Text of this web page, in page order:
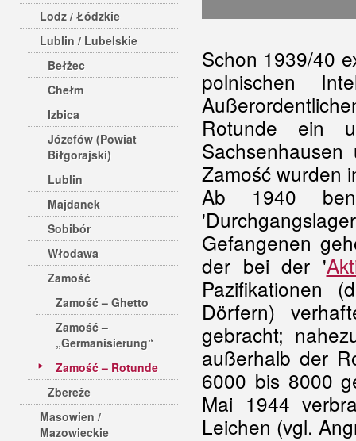
Lodz / Łódzkie
Lublin / Lubelskie
Bełżec
Chełm
Izbica
Józefów (Powiat
Biłgorajski)
Lublin
Majdanek
Sobibór
Włodawa
Zamość
Zamość – Ghetto
Zamość –
„Germanisierung“
Zamość – Rotunde
Zbereże
Masowien /
Mazowieckie
Schon 1939/40
polnischen
Rotunde ein
Zamość wurden
Ab 1940
Gefangenen
der bei der '
Pazifikationen
Dörfern)
gebracht;
außerhalb der
6000 bis 8000
Mai 1944
Leichen (vgl.